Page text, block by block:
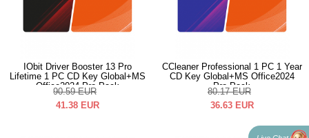
IObit Driver Booster 13 Pro
Lifetime 1 PC CD Key Global+MS
Office2024 Pro Pack
90.59 EUR
41.38 EUR
CCleaner Professional 1 PC 1 Year
CD Key Global+MS Office2024
Pro Pack
80.17 EUR
36.63 EUR